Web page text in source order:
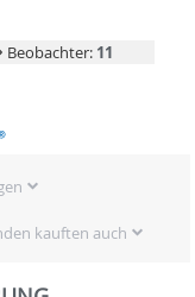
Beobachter: 11
kauften auch